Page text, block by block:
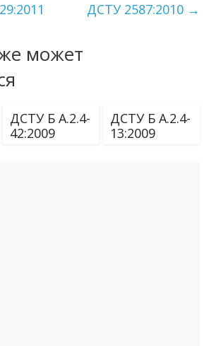
ДСТУ 2587:2010 →
может
ДСТУ Б А.2.4-
42:2009
ДСТУ Б А.2.4-
13:2009